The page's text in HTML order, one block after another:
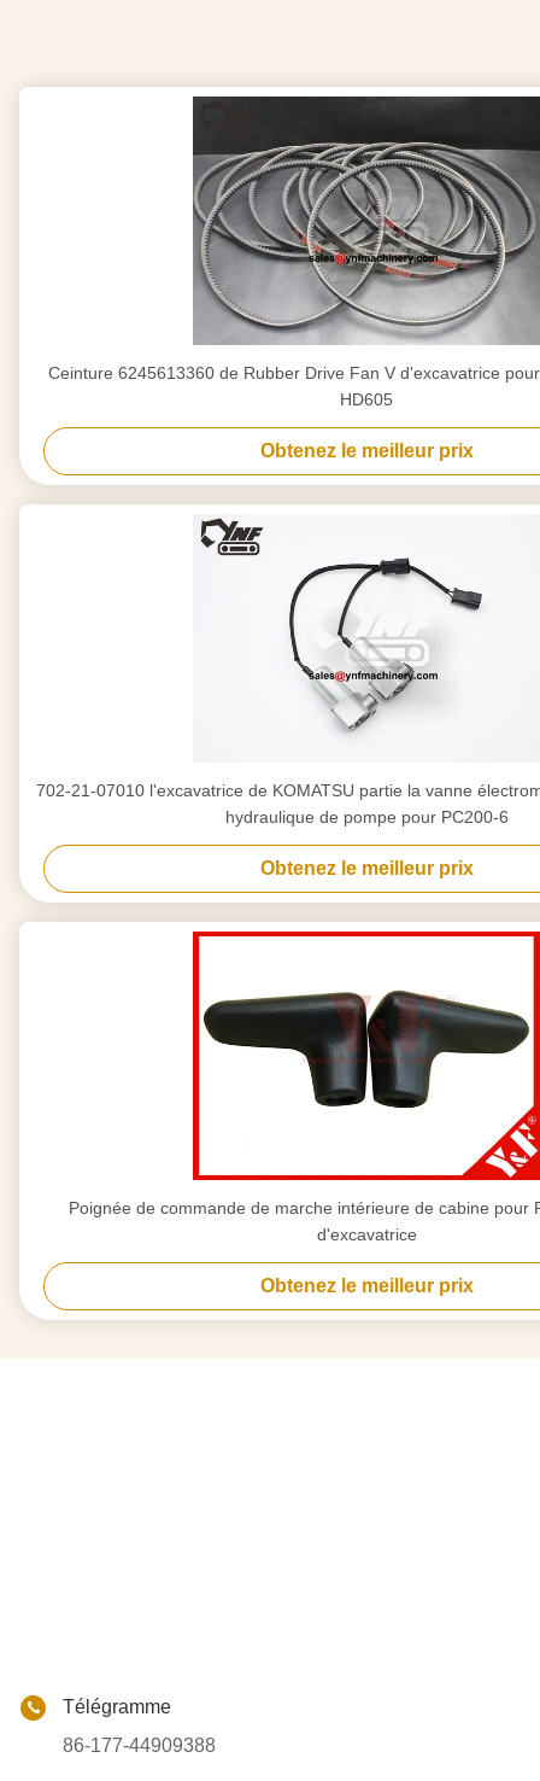
Ceinture 6245613360 de Rubber Drive Fan V d'excavatrice
HD605
Obtenez le meilleur prix
702-21-07010 l'excavatrice de KOMATSU partie la vanne
hydraulique de pompe pour PC200-6
Obtenez le meilleur prix
Poignée de commande de marche intérieure de cabine pour
d'excavatrice
Obtenez le meilleur prix
Télégramme
86-177-44909388